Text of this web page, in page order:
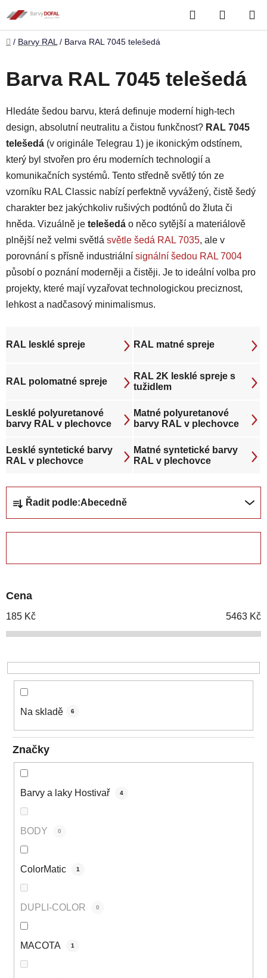
na
obsah
Hledat
KOŠÍK
Domů
/ Barvy RAL / Barva RAL 7045 telešedá
Barva RAL 7045 telešedá
Hledáte šedou barvu, která definuje moderní high-tech
design, absolutní neutralitu a čistou funkčnost? RAL 7045
telešedá (v originále Telegrau 1) je ikonickým odstínem,
který byl stvořen pro éru moderních technologií a
komunikačních systémů. Tento středně světlý tón ze
vzorníku RAL Classic nabízí perfektně vyvážený, čistě šedý
charakter bez jakýchkoliv rušivých podtónů do žluta či
hněda. Vizuálně je telešedá o něco sytější a materiálově
plnější než velmi světlá světle šedá RAL 7035, ale v
porovnání s přísně industriální signální šedou RAL 7004
působí o poznání moderněji a čistěji. Je to ideální volba pro
projekty, které mají vyzařovat technologickou preciznost,
lehkost a nadčasový minimalismus.
RAL lesklé spreje RAL matné spreje
RAL polomatné spreje
RAL 2K lesklé spreje s
tužidlem
Lesklé polyuretanové
barvy RAL v plechovce
Matné polyuretanové
barvy RAL v plechovce
Lesklé syntetické barvy
RAL v plechovce
Matné syntetické barvy
RAL v plechovce
r
o
d
k
Řadit podle:Abecedně
Cena
185 Kč 5463 Kč
Na skladě 6
Značky
Barvy a laky Hostivař 4
BODY 0
ColorMatic 1
DUPLI-COLOR 0
MACOTA 1